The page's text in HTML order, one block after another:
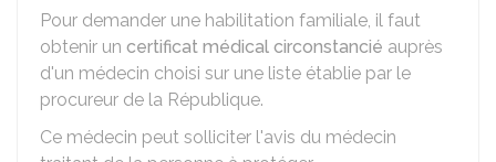
Pour demander une habilitation familiale, il faut
obtenir un certificat médical circonstancié auprès
d'un médecin choisi sur une liste établie par le
procureur de la République.
Ce médecin peut solliciter l'avis du médecin